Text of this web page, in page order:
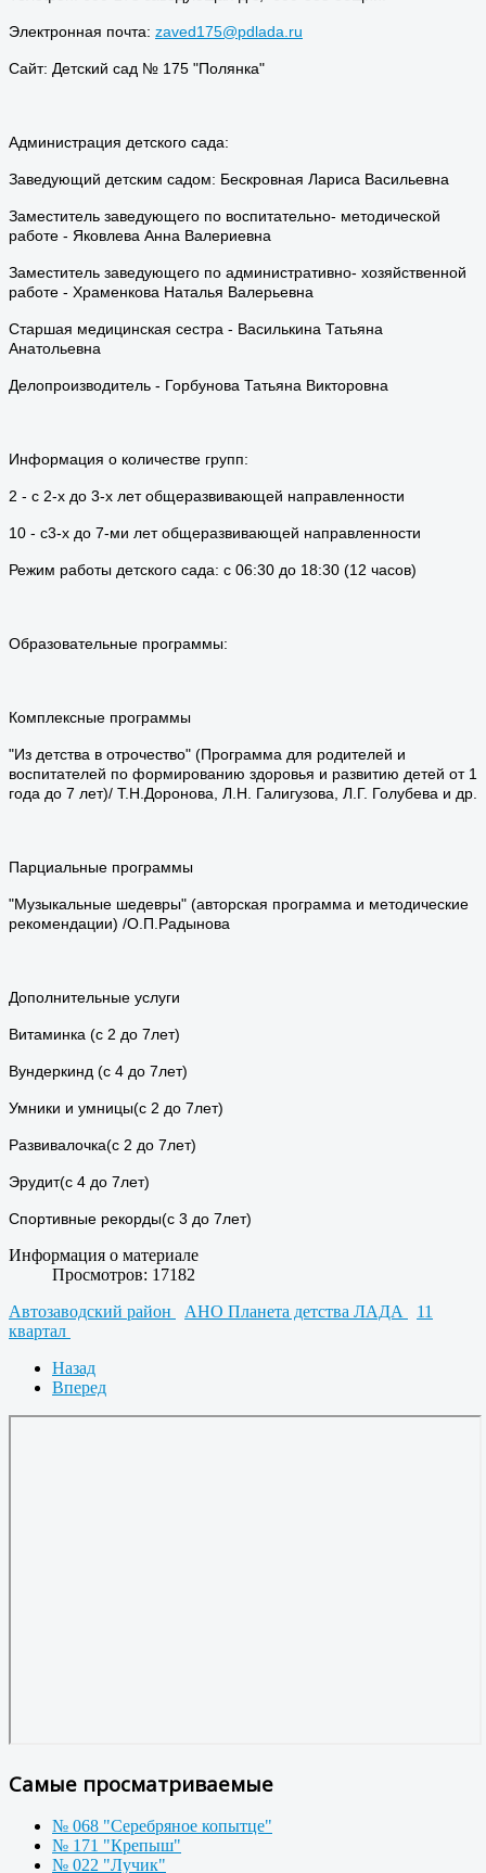
Электронная почта: zaved175@pdlada.ru
Сайт: Детский сад № 175 "Полянка"
Администрация детского сада:
Заведующий детским садом: Бескровная Лариса Васильевна
Заместитель заведующего по воспитательно- методической
работе - Яковлева Анна Валериевна
Заместитель заведующего по административно- хозяйственной
работе - Храменкова Наталья Валерьевна
Старшая медицинская сестра - Василькина Татьяна
Анатольевна
Делопроизводитель - Горбунова Татьяна Викторовна
Информация о количестве групп:
2 - с 2-х до 3-х лет общеразвивающей направленности
10 - с3-х до 7-ми лет общеразвивающей направленности
Режим работы детского сада: c 06:30 до 18:30 (12 часов)
Образовательные программы:
Комплексные программы
"Из детства в отрочество" (Программа для родителей и
воспитателей по формированию здоровья и развитию детей от 1
года до 7 лет)/ Т.Н.Доронова, Л.Н. Галигузова, Л.Г. Голубева и др.
Парциальные программы
"Музыкальные шедевры" (авторская программа и методические
рекомендации) /О.П.Радынова
Дополнительные услуги
Витаминка (с 2 до 7лет)
Вундеркинд (с 4 до 7лет)
Умники и умницы(с 2 до 7лет)
Развивалочка(с 2 до 7лет)
Эрудит(с 4 до 7лет)
Спортивные рекорды(с 3 до 7лет)
Информация о материале
Просмотров: 17182
Автозаводский район
АНО Планета детства ЛАДА
11
квартал
Назад
Вперед
Самые просматриваемые
№ 068 "Серебряное копытце"
№ 171 "Крепыш"
№ 022 "Лучик"